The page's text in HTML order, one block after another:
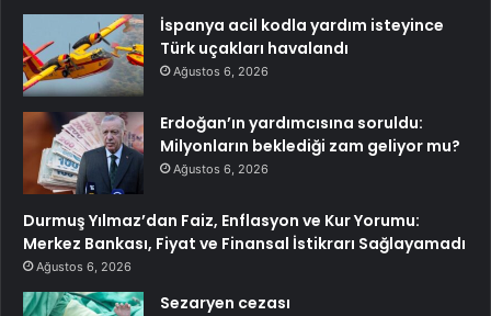
İspanya acil kodla yardım isteyince
Türk uçakları havalandı
Ağustos 6, 2026
Erdoğan’ın yardımcısına soruldu:
Milyonların beklediği zam geliyor mu?
Ağustos 6, 2026
Durmuş Yılmaz’dan Faiz, Enflasyon ve Kur Yorumu:
Merkez Bankası, Fiyat ve Finansal İstikrarı Sağlayamadı
Ağustos 6, 2026
Sezaryen cezası